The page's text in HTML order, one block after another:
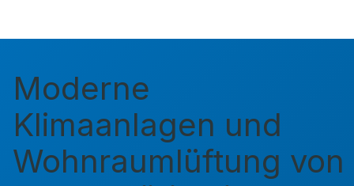
Moderne
Klimaanlagen und
Wohnraumlüftung von